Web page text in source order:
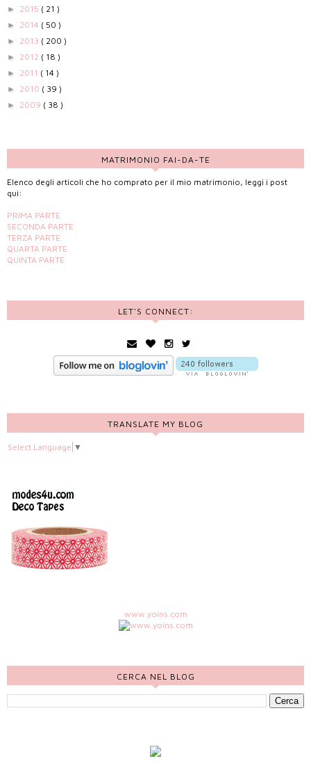
► 2015 ( 21 )
► 2014 ( 50 )
► 2013 ( 200 )
► 2012 ( 18 )
► 2011 ( 14 )
► 2010 ( 39 )
► 2009 ( 38 )
MATRIMONIO FAI-DA-TE
Elenco degli articoli che ho comprato per il mio matrimonio, leggi i post
qui:
PRIMA PARTE
SECONDA PARTE
TERZA PARTE
QUARTA PARTE
QUINTA PARTE
LET'S CONNECT:
TRANSLATE MY BLOG
Select Language ▼
www.yoins.com
CERCA NEL BLOG